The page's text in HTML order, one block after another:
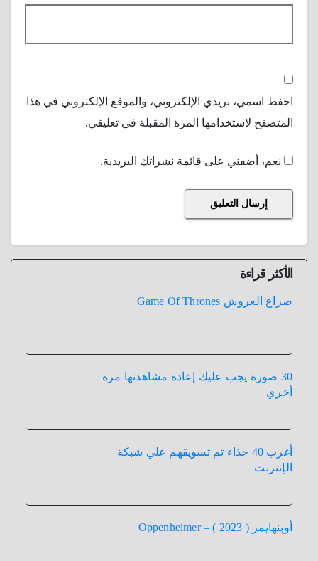
احفظ اسمي، بريدي الإلكتروني، والموقع الإلكتروني في هذا
المتصفح لاستخدامها المرة المقبلة في تعليقي.
نعم، أضفني على قائمة نشراتك البريدية.
الأكثر قراءة
صراع العروش Game Of Thrones
30 صورة يجب عليك إعادة مشاهدتها مرة
أخري
أغرب 40 حذاء تم تسويقهم علي شبكة
الإنترنت
أوبنهايمر ( 2023 ) – Oppenheimer